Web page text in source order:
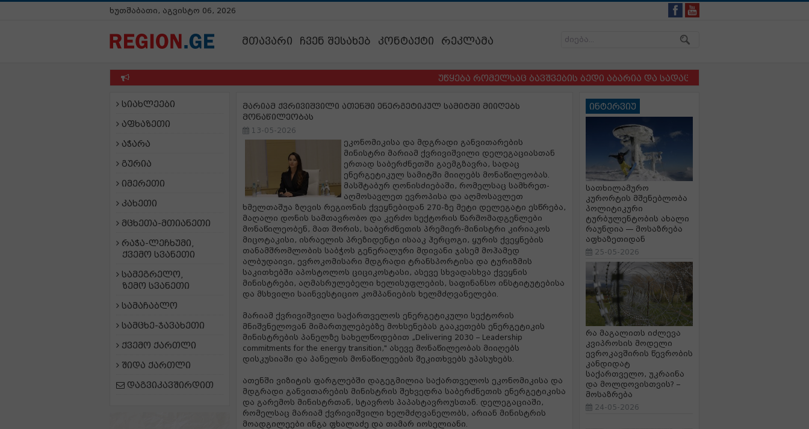
ხუთშაბათი, აგვისტო 06, 2026
მთავარი ჩვენ შესახებ კონტაქტი რეკლამა
უწყება რომელსაც ბავშვების ბედი აბარია და სადაც ბავშვსა და ძაღლს
სიახლეები
აფხაზეთი
აჭარა
გურია
იმერეთი
კახეთი
მცხეთა-მთიანეთი
რაჭა-ლეჩხუმი,
ქვემო სვანეთი
სამეგრელო,
ზემო სვანეთი
სამაჩაბლო
სამცხე-ჯავახეთი
ქვემო ქართლი
შიდა ქართლი
დაგვიკავშირდით
მარიამ ქვრივიშვილი ათენში ენერგეტიკულ სამიტში მიიღებს
მონაწილეობას
13-05-2026
ეკონომიკისა და მდგრადი განვითარების
მინისტრი მარიამ ქვრივიშვილი დელეგაციასთან
ერთად საბერძნეთში გაემგზავრა, სადაც
ენერგეტიკულ სამიტში მიიღებს მონაწილეობას.
მასშტაბურ ღონისძიებაში, რომელსაც სამხრეთ-
აღმოსავლეთ ევროპისა და აღმოსავლეთ
ხმელთაშუა ზღვის რეგიონის ქვეყნებიდან 270-ზე მეტი დელეგატი ესწრება,
მაღალი დონის სამთავრობო და კერძო სექტორის წარმომადგენლები
მონაწილეობენ, მათ შორის, საბერძნეთის პრემიერ-მინისტრი კირიაკოს
მიცოტაკისი, ისრაელის პრეზიდენტი ისააკ ჰერცოგი, ყურის ქვეყნების
თანამშრომლობის საბჭოს გენერალური მდივანი ჯასემ მოჰამედ
ალბუდაივი, ევროკომისარი მდგრადი ტრანსპორტისა და ტურიზმის
საკითხებში აპოსტოლოს ციციკოსტასი, ასევე სხვადასხვა ქვეყნის
მინისტრები, აღმასრულებელი ხელისუფლების, საფინანსო ინსტიტუტებისა
და მსხვილი საინვესტიციო კომპანიების ხელმძღვანელები.
მარიამ ქვრივიშვილი საქართველოს ენერგეტიკული სექტორის
მნიშვნელოვან მიმართულებებზე მოხსენებას გააკეთებს ენერგეტიკის
მინისტრების პანელზე სახელწოდებით „Delivering 2030 – Leadership
commitments for the energy transition," ასევე მონაწილეობას მიიღებს
დისკუსიაში და პანელის მონაწილეების შეკითხვებს უპასუხებს.
ათენში ვიზიტის ფარგლებში დაგეგმილია საქართველოს ეკონომიკისა და
მდგრადი განვითარების მინისტრის შეხვედრა საბერძნეთის ენერგეტიკისა
და გარემოს მინისტრთან, სტავროს პაპასტავროუსთან. დელეგაციაში,
რომელსაც მარიამ ქვრივიშვილი ხელმძღვანელობს, არიან მინისტრის
მოადგილეები ინგა ფხალაძე და თამარ იოსელიანი.
ინტერვიუ
სათხილამურო
კურორტის მშენებლობა
პოლიტიკური
ტურბულენტობის ახალი
რაუნდია — მოსაზრება
აფხაზეთიდან
25-05-2026
რა მაგალითს იძლევა
კვიპროსის მოდელი
ევროკავშირის წევრობის
კანდიდატ
საქართველო, უკრაინა
და მოლდოვისთვის? –
მოსაზრება
24-05-2026